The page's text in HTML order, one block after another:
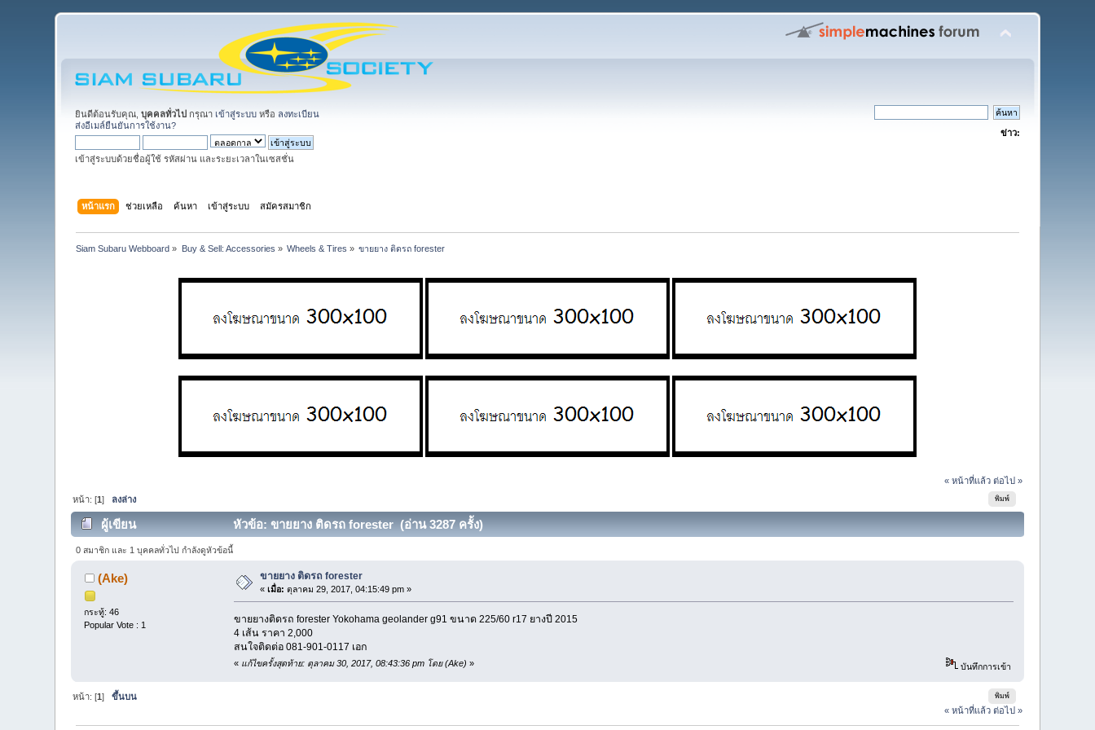
ยินดีต้อนรับคุณ,บุคคลทั่วไป กรุณา เข้าสู่ระบบ หรือ ลงทะเบียน
ส่งอีเมล์ยืนยันการใช้งาน?
เข้าสู่ระบบด้วยชื่อผู้ใช้ รหัสผ่าน และระยะเวลาในเซสชั่น
ข่าว:
หน้าแรก ช่วยเหลือ ค้นหา เข้าสู่ระบบ สมัครสมาชิก
Siam Subaru Webboard » Buy & Sell: Accessories » Wheels & Tires » ขายยาง ติดรถ forester
« หน้าที่แล้ว ต่อไป »
พิมพ์
หน้า: [1] ลงล่าง
ผู้เขียน หัวข้อ: ขายยาง ติดรถ forester (อ่าน 3287 ครั้ง)
0 สมาชิก และ 1 บุคคลทั่วไป กำลังดูหัวข้อนี้
(Ake)
กระทู้: 46
Popular Vote : 1
ขายยาง ติดรถ forester
«เมื่อ: ตุลาคม 29, 2017, 04:15:49 pm »
ขายยางติดรถ forester Yokohama geolander g91 ขนาด 225/60 r17 ยางปี 2015
4 เส้น ราคา 2,000
สนใจติดต่อ 081-901-0117 เอก
« แก้ไขครั้งสุดท้าย: ตุลาคม 30, 2017, 08:43:36 pm โดย (Ake) » บันทึกการเข้า
พิมพ์
หน้า: [1]ขึ้นบน
« หน้าที่แล้ว ต่อไป »